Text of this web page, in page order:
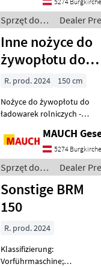
rolniczymi/ładowarkami
teleskopowymi. - Waga
Sprzęt do
pielęgnacji
drzew /
Sonstige
Dealer
Inne nożyce do
żywopłotu do
ładowarek
ogrodowych
R. prod. 2024
150 cm
Nożyce do żywopłotu do
ładowarek rolniczych -
ostrzami typu SCH -
Przegub z hydraulicznym
obrotem o 225° -
Sterowanie
elektrohydrauliczne za
pomo
5274
Sprzęt do
pielęgnacji
drzew /
Sonstige
Dealer
Sonstige BRM
150
R. prod. 2024
Klassifizierung:
Vorführmaschine;